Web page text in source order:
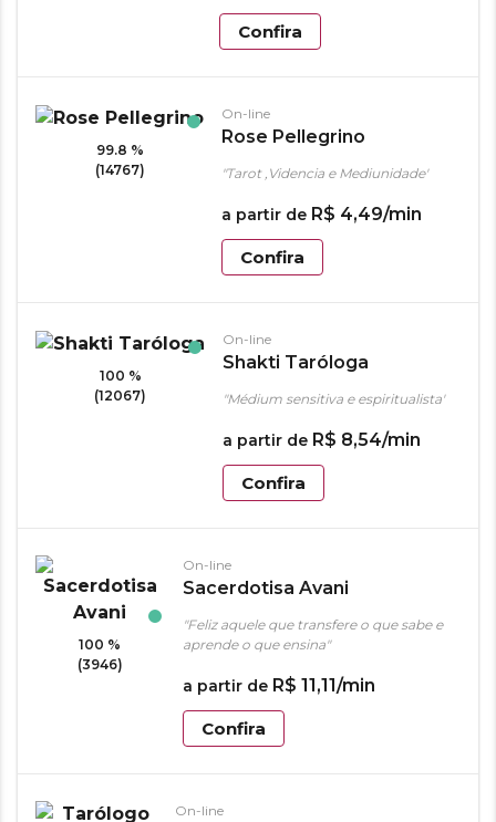
Confira
99.8 %
(14767)
On-line
Rose Pellegrino
"Tarot ,Videncia e Mediunidade"
a partir de R$ 4,49/min
Confira
100 %
(12067)
On-line
Shakti Taróloga
"Médium sensitiva e espiritualista"
a partir de R$ 8,54/min
Confira
100 %
(3946)
On-line
Sacerdotisa Avani
"Feliz aquele que transfere o que sabe e
aprende o que ensina"
a partir de R$ 11,11/min
Confira
On-line